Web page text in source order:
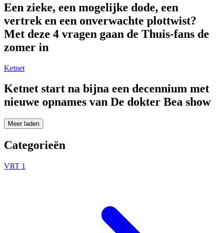
Een zieke, een mogelijke dode, een
vertrek en een onverwachte plottwist?
Met deze 4 vragen gaan de Thuis-fans de
zomer in
Ketnet
Ketnet start na bijna een decennium met
nieuwe opnames van De dokter Bea show
Meer laden
Categorieën
VRT 1